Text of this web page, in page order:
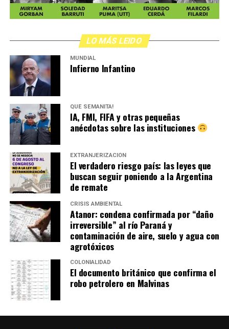
LO MÁS LEIDO
MUNDIAL
Infierno Infantino
QUÉ SEMANITA!
IA, FMI, FIFA y otras pequeñas
anécdotas sobre las instituciones
EXTRANJERIZACIÓN
El verdadero riesgo país: las leyes que
buscan seguir poniendo a la Argentina
de remate
CRISIS AMBIENTAL
Atanor: condena confirmada por “daño
irreversible” al río Paraná y
contaminación de aire, suelo y agua con
agrotóxicos
COLONIALIDAD
El documento británico que confirma el
robo petrolero en Malvinas